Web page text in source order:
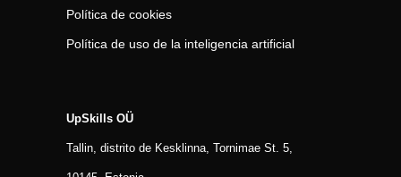
Política de cookies
Política de uso de la inteligencia artificial
UpSkills OÜ
Tallin, distrito de Kesklinna, Tornimаe St. 5,